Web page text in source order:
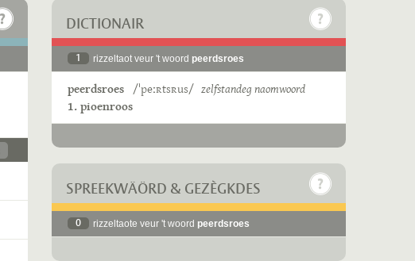
DICTIONAIR
1 rizzeltaot veur 't woord peerdsroes
peerdsroes /ˈpeːʀtsʀus/ zelfstandeg naomwoord
1. pioenroos
SPREEKWÄÖRD & GEZÈGKDES
0 rizzeltaote veur 't woord peerdsroes